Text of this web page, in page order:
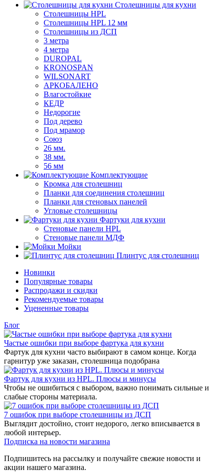
Столешницы для кухни
Столешницы HPL
Столешницы HPL 12 мм
Столешницы из ДСП
3 метра
4 метра
DUROPAL
KRONOSPAN
WILSONART
АРКОБАЛЕНО
Влагостойкие
КЕДР
Недорогие
Под дерево
Под мрамор
Союз
26 мм.
38 мм.
56 мм
Комплектующие
Кромка для столешниц
Планки для соединения столешниц
Планки для стеновых панелей
Угловые столешницы
Фартуки для кухни
Стеновые панели HPL
Стеновые панели МДФ
Мойки
Плинтус для столешниц
Новинки
Популярные товары
Распродажи и скидки
Рекомендуемые товары
Уцененные товары
Блог
Частые ошибки при выборе фартука для кухни
Фартук для кухни часто выбирают в самом конце. Когда
гарнитур уже заказан, столешница подобрана
Фартук для кухни из HPL. Плюсы и минусы
Чтобы не ошибиться с выбором, важно понимать сильные и
слабые стороны материала.
7 ошибок при выборе столешницы из ДСП
Выглядит достойно, стоит недорого, легко вписывается в
любой интерьер.
Подписка на новости магазина
Подпишитесь на рассылку и получайте свежие новости и
акции нашего магазина.